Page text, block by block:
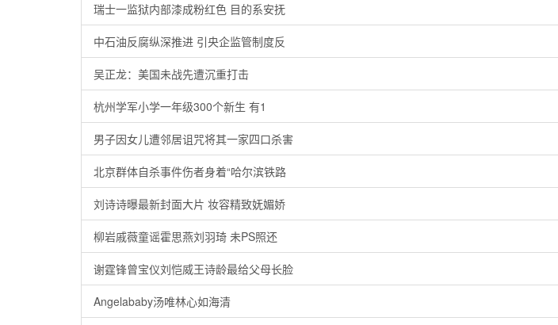
瑞士一监狱内部漆成粉红色 目的系安抚
中石油反腐纵深推进 引央企监管制度反
吴正龙：美国未战先遭沉重打击
杭州学军小学一年级300个新生 有1
男子因女儿遭邻居诅咒将其一家四口杀害
北京群体自杀事件伤者身着“哈尔滨铁路
刘诗诗曝最新封面大片 妆容精致妩媚娇
柳岩戚薇童谣霍思燕刘羽琦 未PS照还
谢霆锋曾宝仪刘恺威王诗龄最给父母长脸
Angelababy汤唯林心如海清